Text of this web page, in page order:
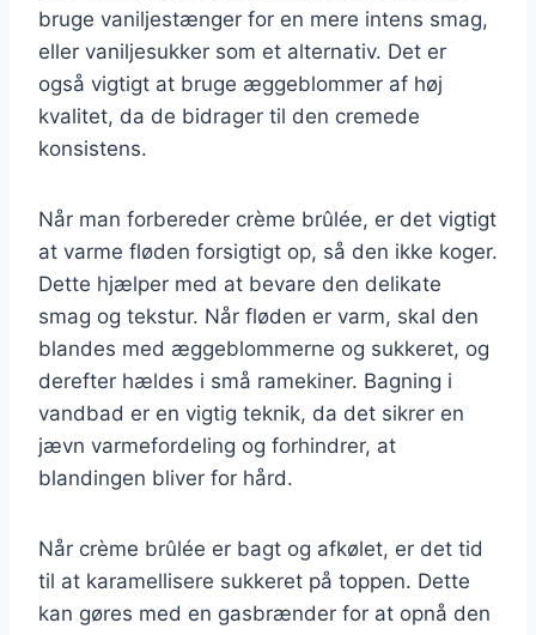
bruge vaniljestænger for en mere intens smag,
eller vaniljesukker som et alternativ. Det er
også vigtigt at bruge æggeblommer af høj
kvalitet, da de bidrager til den cremede
konsistens.
Når man forbereder crème brûlée, er det vigtigt
at varme fløden forsigtigt op, så den ikke koger.
Dette hjælper med at bevare den delikate
smag og tekstur. Når fløden er varm, skal den
blandes med æggeblommerne og sukkeret, og
derefter hældes i små ramekiner. Bagning i
vandbad er en vigtig teknik, da det sikrer en
jævn varmefordeling og forhindrer, at
blandingen bliver for hård.
Når crème brûlée er bagt og afkølet, er det tid
til at karamellisere sukkeret på toppen. Dette
kan gøres med en gasbrænder for at opnå den